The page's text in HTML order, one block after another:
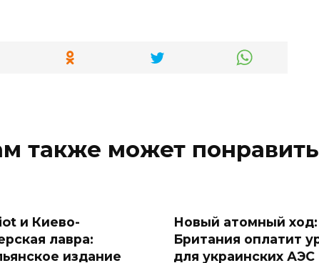
также может
и Киево-
лавра:
издание
Новый атомный ход:
Британия оплатит
для украинских АЭС